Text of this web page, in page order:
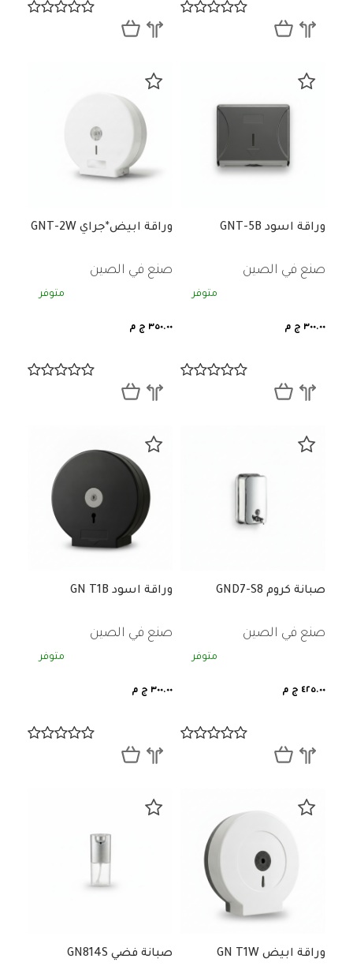
وراقة اسود GNT-5B
صنع في الصين
متوفر
٣٠٠.٠٠ ج م
وراقة ابيض*جراي GNT-2W
صنع في الصين
متوفر
٣٥٠.٠٠ ج م
صبانة كروم GND7-S8
صنع في الصين
متوفر
٤٢٥.٠٠ ج م
وراقة اسود GN T1B
صنع في الصين
متوفر
٣٠٠.٠٠ ج م
وراقة ابيض GN T1W صبانة فضي GN814S